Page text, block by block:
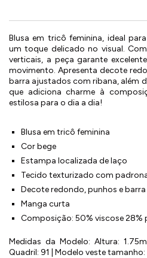
Blusa em tricô feminina, ideal
um toque delicado no visual.
verticais, a peça garante
movimento. Apresenta decote
barra ajustados com ribana, além
que adiciona charme à
estilosa para o dia a dia!
Blusa em tricô feminina
Cor bege
Estampa localizada de laço
Tecido texturizado com
Decote redondo, punhos e
Manga curta
Composição: 50% viscose 28%
Medidas da Modelo: Altura:
Quadril: 91 | Modelo veste tamanho: